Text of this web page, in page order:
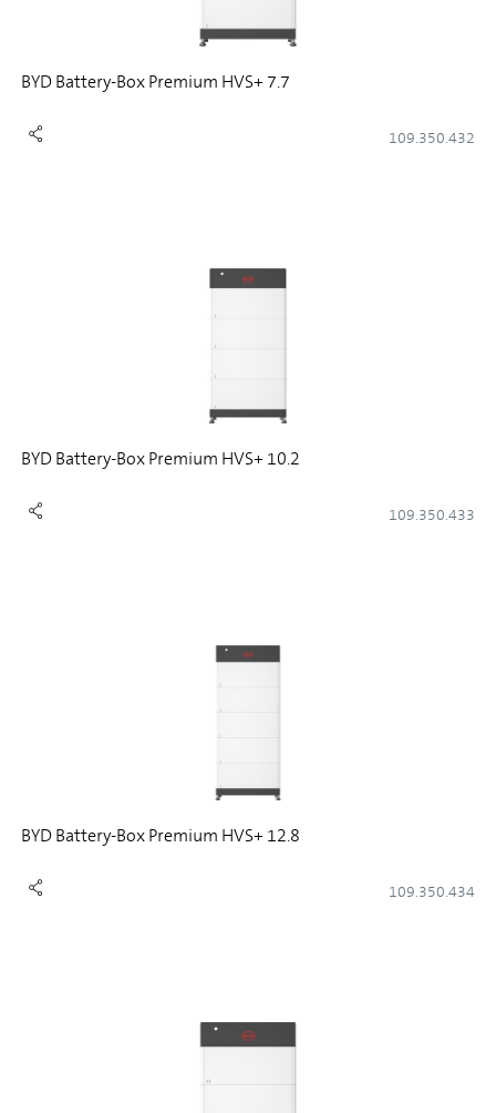
BYD Battery-Box Premium HVS+ 7.7
109.350.432
BYD Battery-Box Premium HVS+ 10.2
109.350.433
BYD Battery-Box Premium HVS+ 12.8
109.350.434